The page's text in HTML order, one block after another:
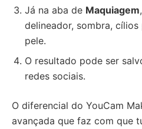
Já na aba de Maquiagem
delineador, sombra,
pele.
O resultado pode ser
redes sociais.
O diferencial do YouCam
avançada que faz com que